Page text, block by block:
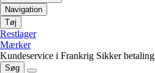
Navigation
Tøj
Restlager
Mærker
Kundeservice i Frankrig Sikker betaling
Søg